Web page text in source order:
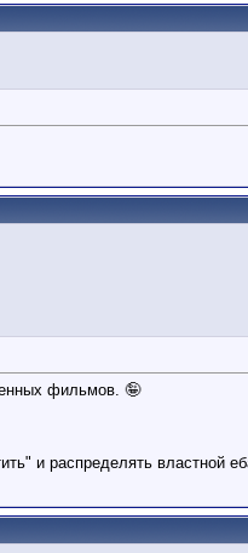
фильмов. 🤪
и распределять властной